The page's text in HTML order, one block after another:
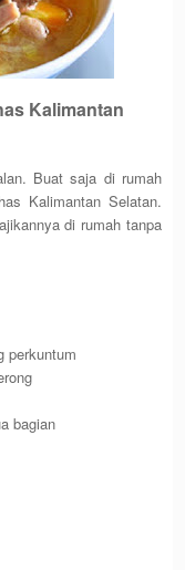
Kalimantan
Buat saja di rumah
Kalimantan Selatan.
di rumah tanpa
perkuntum
bagian